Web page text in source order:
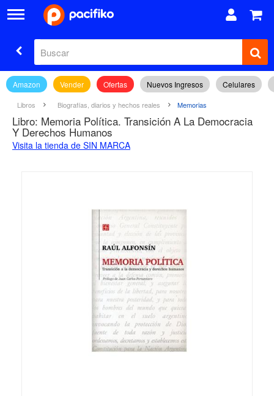
Amazon Vender Ofertas Nuevos Ingresos Celulares
Libros Biografías, diarios y hechos reales Memorias
Libro: Memoria Política. Transición A La Democracia
Y Derechos Humanos
Visita la tienda de SIN MARCA